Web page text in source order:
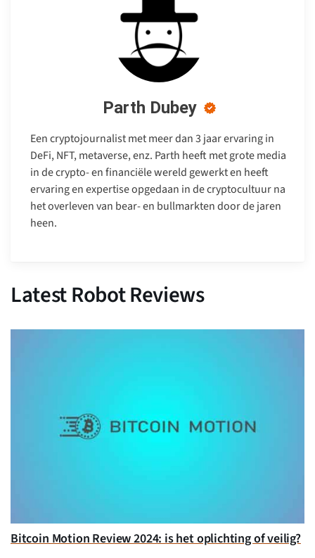
Parth Dubey
Een cryptojournalist met meer dan 3 jaar ervaring in
DeFi, NFT, metaverse, enz. Parth heeft met grote media
in de crypto- en financiële wereld gewerkt en heeft
ervaring en expertise opgedaan in de cryptocultuur na
het overleven van bear- en bullmarkten door de jaren
heen.
Latest Robot Reviews
Bitcoin Motion Review 2024: is het oplichting of veilig?